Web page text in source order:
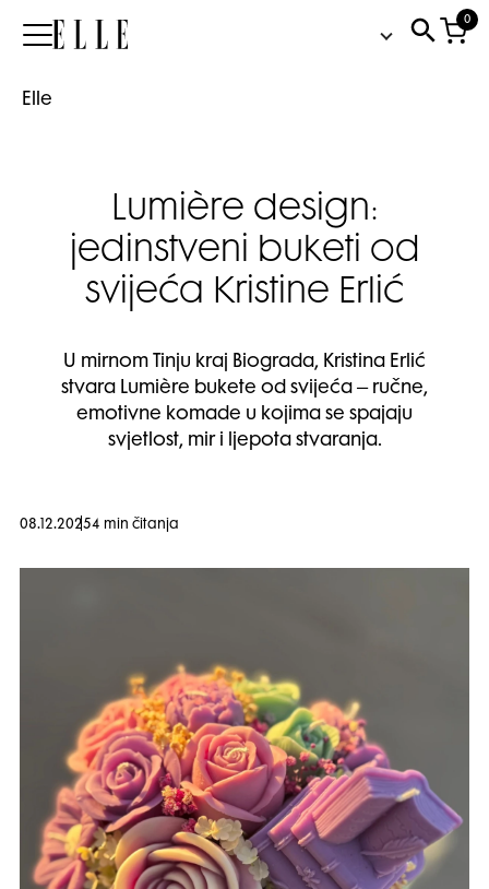
Elle
0
Elle
Lumière design:
jedinstveni buketi od
svijeća Kristine Erlić
U mirnom Tinju kraj Biograda, Kristina Erlić
stvara Lumière bukete od svijeća – ručne,
emotivne komade u kojima se spajaju
svjetlost, mir i ljepota stvaranja.
08.12.20254 min čitanja